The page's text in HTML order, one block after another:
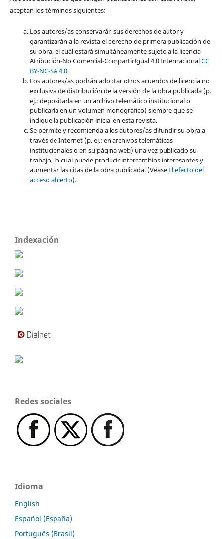
aceptan los términos siguientes:
Los autores/as conservarán sus derechos de autor y
garantizarán a la revista el derecho de primera publicación de
su obra, el cuál estará simultáneamente sujeto a la licencia
Atribución-No Comercial-CompartirIgual 4.0 InternacionalCC
BY-NC-SA 4.0.
Los autores/as podrán adoptar otros acuerdos de licencia no
exclusiva de distribución de la versión de la obra publicada (p.
ej.: depositarla en un archivo telemático institucional o
publicarla en un volumen monográfico) siempre que se
indique la publicación inicial en esta revista.
Se permite y recomienda a los autores/as difundir su obra a
través de Internet (p. ej.: en archivos telemáticos
institucionales o en su página web) una vez publicado su
trabajo, lo cual puede producir intercambios interesantes y
aumentar las citas de la obra publicada. (Véase El efecto del
acceso abierto).
Indexación
Redes sociales
Idioma
English
Español (España)
Português (Brasil)